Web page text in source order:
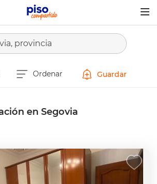
provincia
Ordenar Guardar
en Segovia